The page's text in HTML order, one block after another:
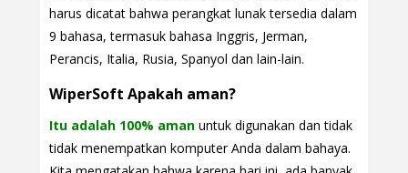
harus dicatat bahwa perangkat lunak tersedia dalam
9 bahasa, termasuk bahasa Inggris, Jerman,
Perancis, Italia, Rusia, Spanyol dan lain-lain.
WiperSoft Apakah aman?
Itu adalah 100% aman untuk digunakan dan tidak
tidak menempatkan komputer Anda dalam bahaya.